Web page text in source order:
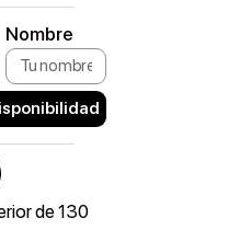
Nombre
de 130